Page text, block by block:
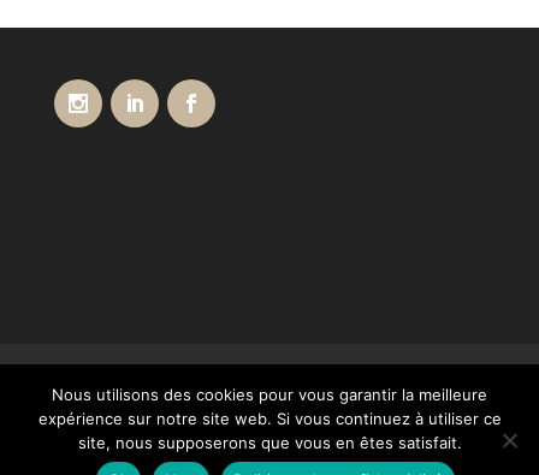
Paiement
Mentions légales
Contact
Notre Catalogue
Politique de confidentialité – RGPD
Nous utilisons des cookies pour vous garantir la meilleure
expérience sur notre site web. Si vous continuez à utiliser ce
site, nous supposerons que vous en êtes satisfait.